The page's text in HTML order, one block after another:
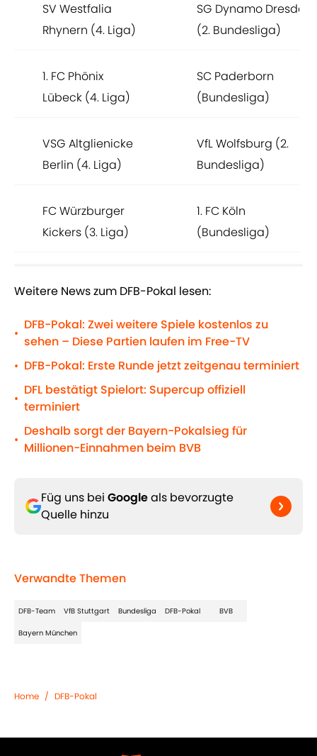
SV Westfalia
Rhynern (4. Liga)
SG Dynamo Dresden
(2. Bundesliga)
1. FC Phönix
Lübeck (4. Liga)
SC Paderborn
(Bundesliga)
VSG Altglienicke
Berlin (4. Liga)
VfL Wolfsburg (2.
Bundesliga)
FC Würzburger
Kickers (3. Liga)
1. FC Köln
(Bundesliga)
Weitere News zum DFB-Pokal lesen:
•
DFB-Pokal: Zwei weitere Spiele kostenlos zu
sehen – Diese Partien laufen im Free-TV
• DFB-Pokal: Erste Runde jetzt zeitgenau terminiert
•
DFL bestätigt Spielort: Supercup offiziell
terminiert
•
Deshalb sorgt der Bayern-Pokalsieg für
Millionen-Einnahmen beim BVB
Füg uns bei Googleals bevorzugte
Quelle hinzu
Verwandte Themen
DFB-Team VfB Stuttgart Bundesliga DFB-Pokal BVB
Bayern München
Home / DFB-Pokal